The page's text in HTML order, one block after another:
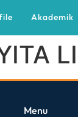
Akademik
Menu